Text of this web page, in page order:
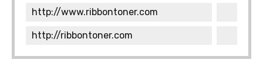
http://www.ribbontoner.com
http://ribbontoner.com